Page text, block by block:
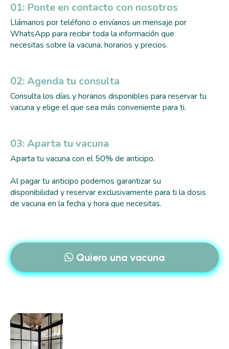
01: Ponte en contacto con nosotros
Llámanos por teléfono o envíanos un mensaje por
WhatsApp para recibir toda la información que
necesitas sobre la vacuna, horarios y precios.
02: Agenda tu consulta
Consulta los días y horarios disponibles para reservar tu
vacuna y elige el que sea más conveniente para ti.
03: Aparta tu vacuna
Aparta tu vacuna con el 50% de anticipo.
Al pagar tu anticipo podemos garantizar su
disponibilidad y reservar exclusivamente para ti la dosis
de vacuna en la fecha y hora que necesitas.
 Quiero una vacuna